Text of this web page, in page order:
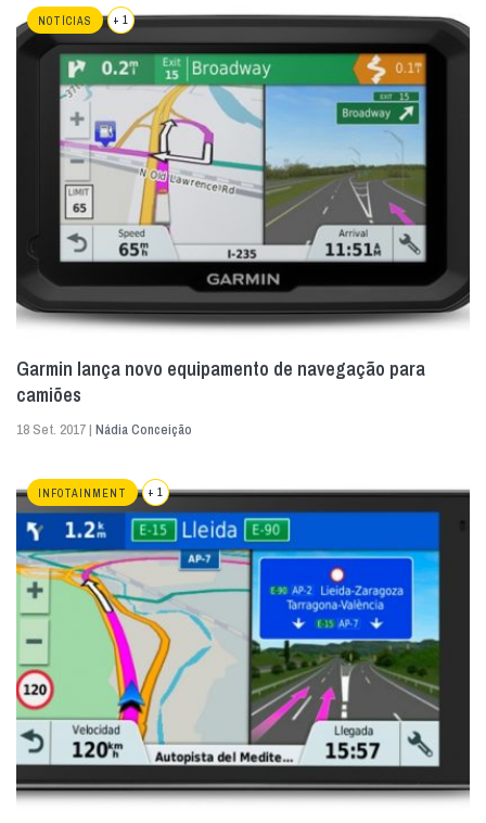
NOTÍCIAS + 1
Garmin lança novo equipamento de navegação para
camiões
18 Set. 2017 | Nádia Conceição
INFOTAINMENT + 1